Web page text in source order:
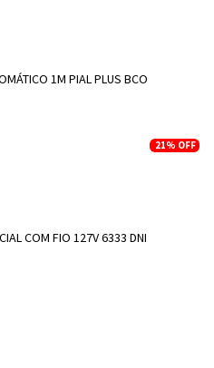
1M PIAL PLUS BCO
21% OFF
COM FIO 127V 6333 DNI